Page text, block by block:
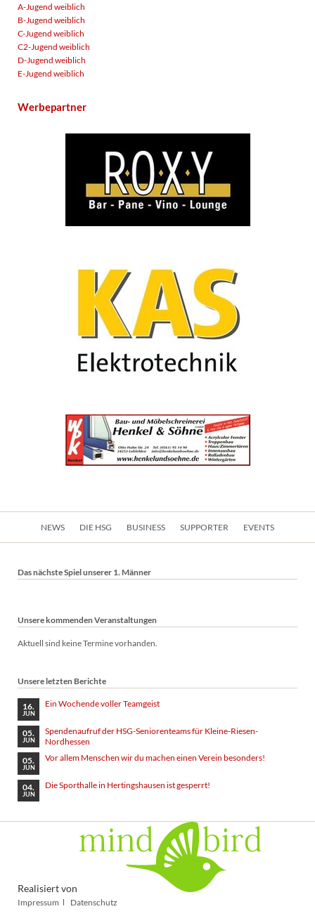
A-Jugend weiblich
B-Jugend weiblich
C-Jugend weiblich
C2-Jugend weiblich
D-Jugend weiblich
E-Jugend weiblich
Werbepartner
Navigation
NEWS DIE HSG BUSINESS SUPPORTER EVENTS
Das nächste Spiel unserer 1. Männer
Unsere kommenden Veranstaltungen
Aktuell sind keine Termine vorhanden.
Unsere letzten Berichte
16.
JUN
Ein Wochende voller Teamgeist
05.
JUN
Spendenaufruf der HSG-Seniorenteams für Kleine-Riesen-
Nordhessen
05.
JUN
Vor allem Menschen wir du machen einen Verein besonders!
04.
JUN
Die Sporthalle in Hertingshausen ist gesperrt!
Realisiert von
Navigation
Impressum Datenschutz